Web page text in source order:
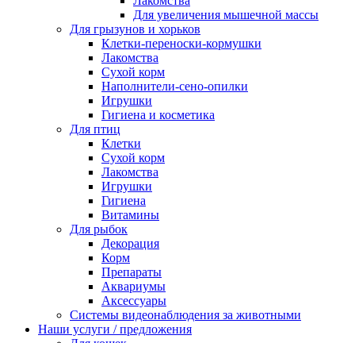
Для увеличения мышечной массы
Для грызунов и хорьков
Клетки-переноски-кормушки
Лакомства
Сухой корм
Наполнители-сено-опилки
Игрушки
Гигиена и косметика
Для птиц
Клетки
Сухой корм
Лакомства
Игрушки
Гигиена
Витамины
Для рыбок
Декорация
Корм
Препараты
Аквариумы
Аксессуары
Cистемы видеонаблюдения за животными
Наши услуги / предложения